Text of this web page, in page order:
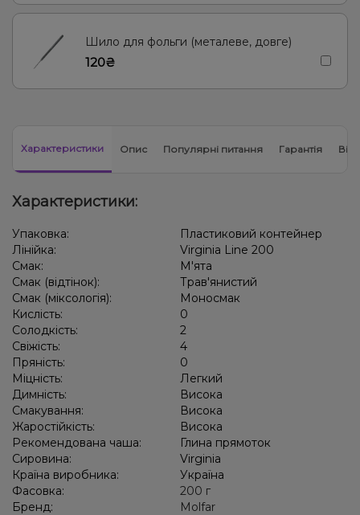
Шило для фольги (металеве, довге)
120₴
Характеристики Опис Популярні питання Гарантія
Характеристики:
Упаковка:
Пластиковий контейнер
Лінійка:
Virginia Line 200
Смак:
М'ята
Смак (відтінок):
Трав'янистий
Смак (міксологія):
Моносмак
Кислість:
0
Солодкість:
2
Свіжість:
4
Пряність:
0
Міцність:
Легкий
Димність:
Висока
Смакування:
Висока
Жаростійкість:
Висока
Рекомендована чаша:
Глина прямоток
Сировина:
Virginia
Країна виробника:
Україна
Фасовка:
200 г
Бренд:
Molfar